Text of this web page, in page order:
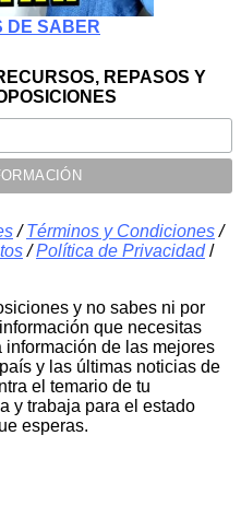
DE SABER
REPASOS Y
/Términos y Condiciones/
/Política de Privacidad /
y no sabes ni por
que necesitas
de las mejores
y las últimas noticias de
el temario de tu
y trabaja para el estado
esperas.